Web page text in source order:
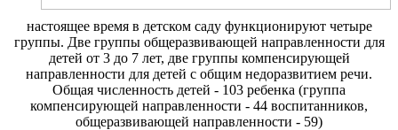
настоящее время в детском саду функционируют четыре
группы. Две группы общеразвивающей направленности для
детей от 3 до 7 лет, две группы компенсирующей
направленности для детей с общим недоразвитием речи.
Общая численность детей - 103 ребенка (группа
компенсирующей направленности - 44 воспитанников,
общеразвивающей направленности - 59)